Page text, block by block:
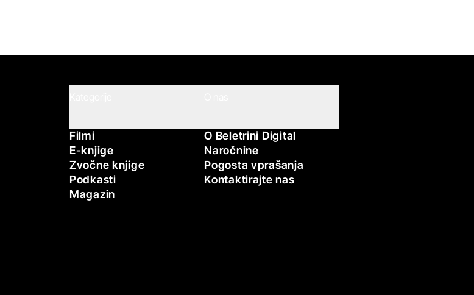
Filmi
E-knjige
Zvočne knjige
Podkasti
Magazin
O Beletrini Digital
Naročnine
Pogosta vprašanja
Kontaktirajte nas